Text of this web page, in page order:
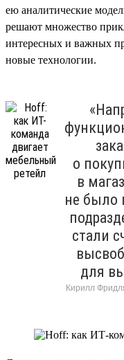
ею аналитические
решают множество
интересных и важных
новые технологии.
о
в
не было
стали
для
Кирилл